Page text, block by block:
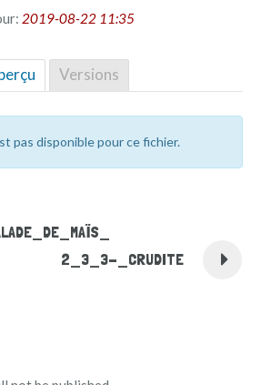
2019-08-22 11:35
Versions
pas disponible pour ce fichier.
2_3_3-_CRUDITE